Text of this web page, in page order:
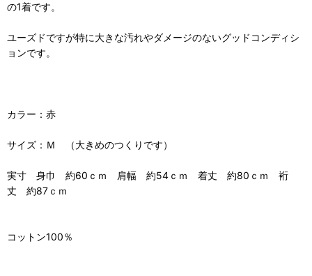
の1着です。
ユーズドですが特に大きな汚れやダメージのないグッドコンディシ
ョンです。
カラー：赤
サイズ：Ｍ （大きめのつくりです）
実寸 身巾 約60ｃｍ 肩幅 約54ｃｍ 着丈 約80ｃｍ 裄
丈 約87ｃｍ
コットン100％